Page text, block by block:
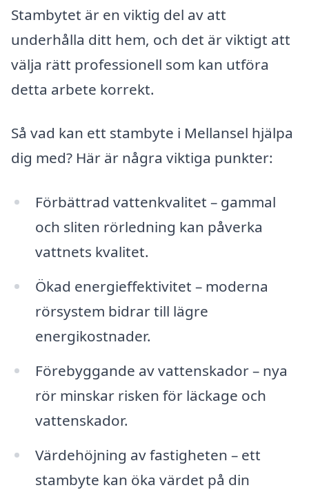
Stambytet är en viktig del av att
underhålla ditt hem, och det är viktigt att
välja rätt professionell som kan utföra
detta arbete korrekt.
Så vad kan ett stambyte i Mellansel hjälpa
dig med? Här är några viktiga punkter:
Förbättrad vattenkvalitet – gammal
och sliten rörledning kan påverka
vattnets kvalitet.
Ökad energieffektivitet – moderna
rörsystem bidrar till lägre
energikostnader.
Förebyggande av vattenskador – nya
rör minskar risken för läckage och
vattenskador.
Värdehöjning av fastigheten – ett
stambyte kan öka värdet på din